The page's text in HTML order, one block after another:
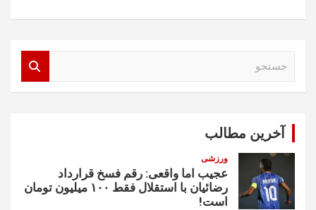
آخرین مطالب
ورزشی
عجیب اما واقعی: رقم فسخ قرارداد
رضائیان با استقلال فقط ۱۰۰ میلیون تومان
است!